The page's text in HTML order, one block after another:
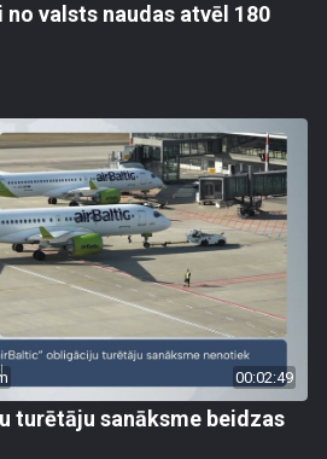
valsts naudas atvēl 180
00:02:49
turētāju sanāksme beidzas